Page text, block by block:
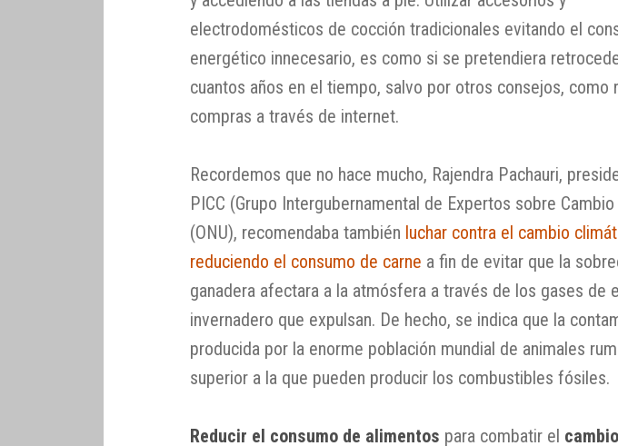
electrodomésticos de cocción tradicionales evitando el
energético innecesario, es como si se pretendiera
cuantos años en el tiempo, salvo por otros consejos, como
compras a través de internet.
Recordemos que no hace mucho, Rajendra Pachauri,
PICC (Grupo Intergubernamental de Expertos sobre
(ONU), recomendaba también luchar contra el cambio
reduciendo el consumo de carne a fin de evitar que la
ganadera afectara a la atmósfera a través de los gases de
invernadero que expulsan. De hecho, se indica que la
producida por la enorme población mundial de animales
superior a la que pueden producir los combustibles fósiles.
Reducir el consumo de alimentos para combatir el